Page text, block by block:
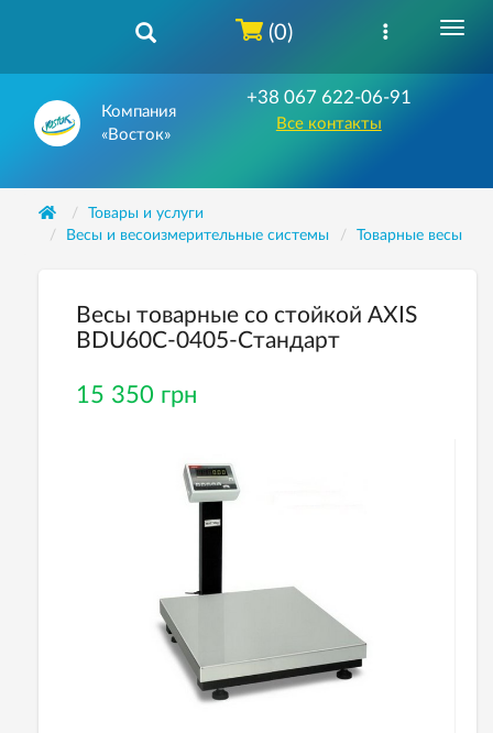
Компания
«Восток»
+38 067 622-06-91
Все контакты
(0)
Товары и услуги
Весы и весоизмерительные системы
Товарные весы
Весы товарные со стойкой AXIS
BDU60C-0405-Стандарт
15 350 грн